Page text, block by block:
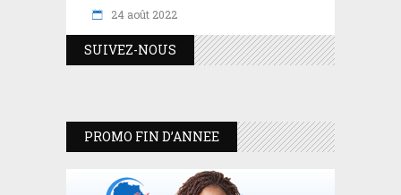
24 août 2022
SUIVEZ-NOUS
PROMO FIN D’ANNEE